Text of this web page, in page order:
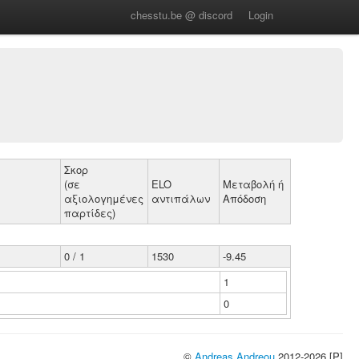
chesstu.be @ discord Login
Σκορ
(σε
αξιολογημένες
παρτίδες)
ELO
αντιπάλων
Μεταβολή ή
Απόδοση
0 / 1 1530
-9.45
1
0